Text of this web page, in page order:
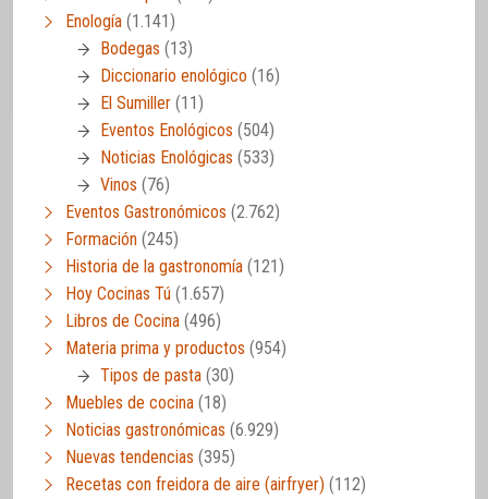
Enología (1.141)
Bodegas (13)
Diccionario enológico (16)
El Sumiller (11)
Eventos Enológicos (504)
Noticias Enológicas (533)
Vinos (76)
Eventos Gastronómicos (2.762)
Formación (245)
Historia de la gastronomía (121)
Hoy Cocinas Tú (1.657)
Libros de Cocina (496)
Materia prima y productos (954)
Tipos de pasta (30)
Muebles de cocina (18)
Noticias gastronómicas (6.929)
Nuevas tendencias (395)
Recetas con freidora de aire (airfryer) (112)